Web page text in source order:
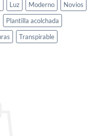
Luz Moderno
Novios
Plantilla acolchada
Transpirable